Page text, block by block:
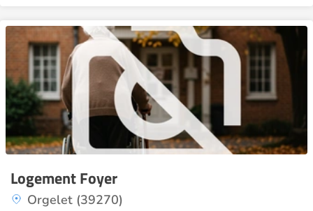
Logement Foyer
Orgelet (39270)